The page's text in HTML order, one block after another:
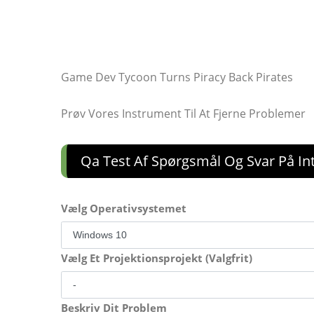
Game Dev Tycoon Turns Piracy Back Pirates
Prøv Vores Instrument Til At Fjerne Problemer
Qa Test Af Spørgsmål Og Svar På
Vælg Operativsystemet
Vælg Et Projektionsprojekt (Valgfrit)
Beskriv Dit Problem